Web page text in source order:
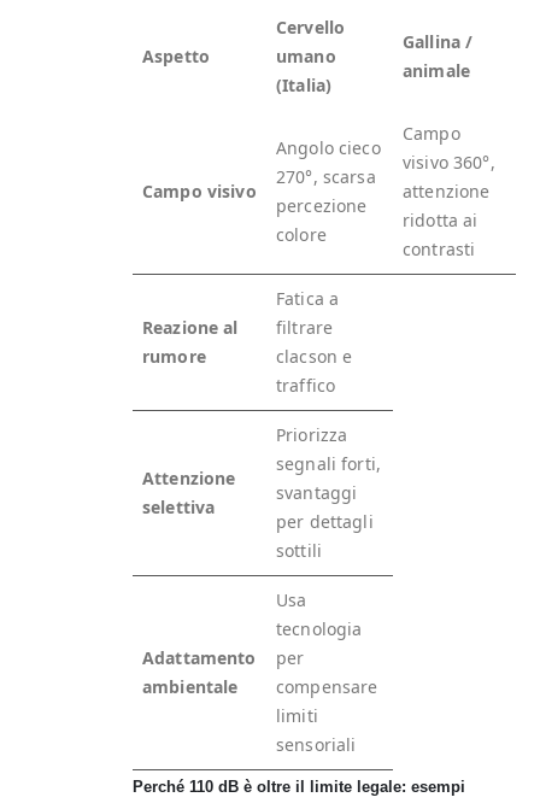
Aspetto
Cervello
umano
(Italia)
Gallina /
animale
Campo visivo
Angolo cieco
270°, scarsa
percezione
colore
Campo
visivo 360°,
attenzione
ridotta ai
contrasti
Reazione al
rumore
Fatica a
filtrare
clacson e
traffico
Attenzione
selettiva
Priorizza
segnali forti,
svantaggi
per dettagli
sottili
Adattamento
ambientale
Usa
tecnologia
per
compensare
limiti
sensoriali
Perché 110 dB è oltre il limite legale: esempi